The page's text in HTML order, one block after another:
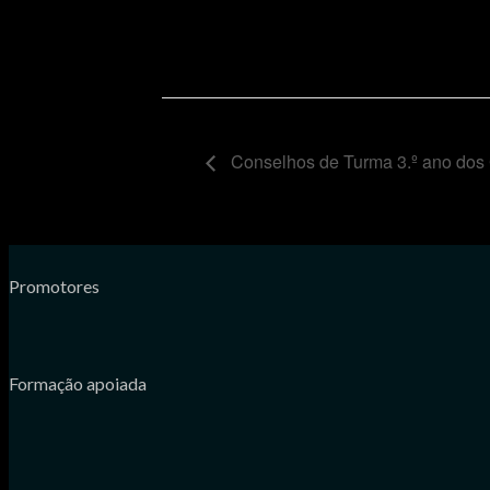
Conselhos de Turma 3.º ano
Promotores
Formação apoiada